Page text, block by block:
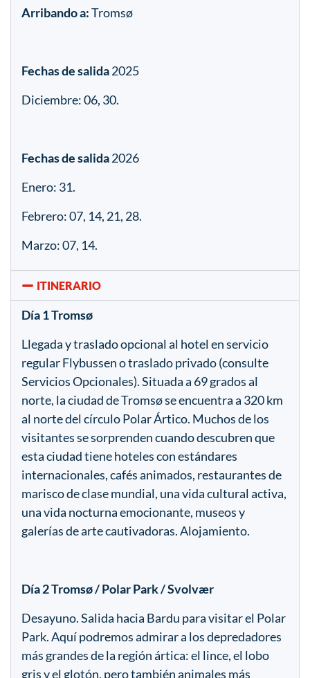
Arribando a:Tromsø
Fechas de salida2025
Diciembre: 06, 30.
Fechas de salida2026
Enero: 31.
Febrero: 07, 14, 21, 28.
Marzo: 07, 14.
ITINERARIO
Día 1 Tromsø
Llegada y traslado opcional al hotel en servicio
regular Flybussen o traslado privado (consulte
Servicios Opcionales). Situada a 69 grados al
norte, la ciudad de Tromsø se encuentra a 320 km
al norte del círculo Polar Ártico. Muchos de los
visitantes se sorprenden cuando descubren que
esta ciudad tiene hoteles con estándares
internacionales, cafés animados, restaurantes de
marisco de clase mundial, una vida cultural activa,
una vida nocturna emocionante, museos y
galerías de arte cautivadoras. Alojamiento.
Día 2 Tromsø / Polar Park / Svolvær
Desayuno. Salida hacia Bardu para visitar el Polar
Park. Aquí podremos admirar a los depredadores
más grandes de la región ártica: el lince, el lobo
gris y el glotón, pero también animales más